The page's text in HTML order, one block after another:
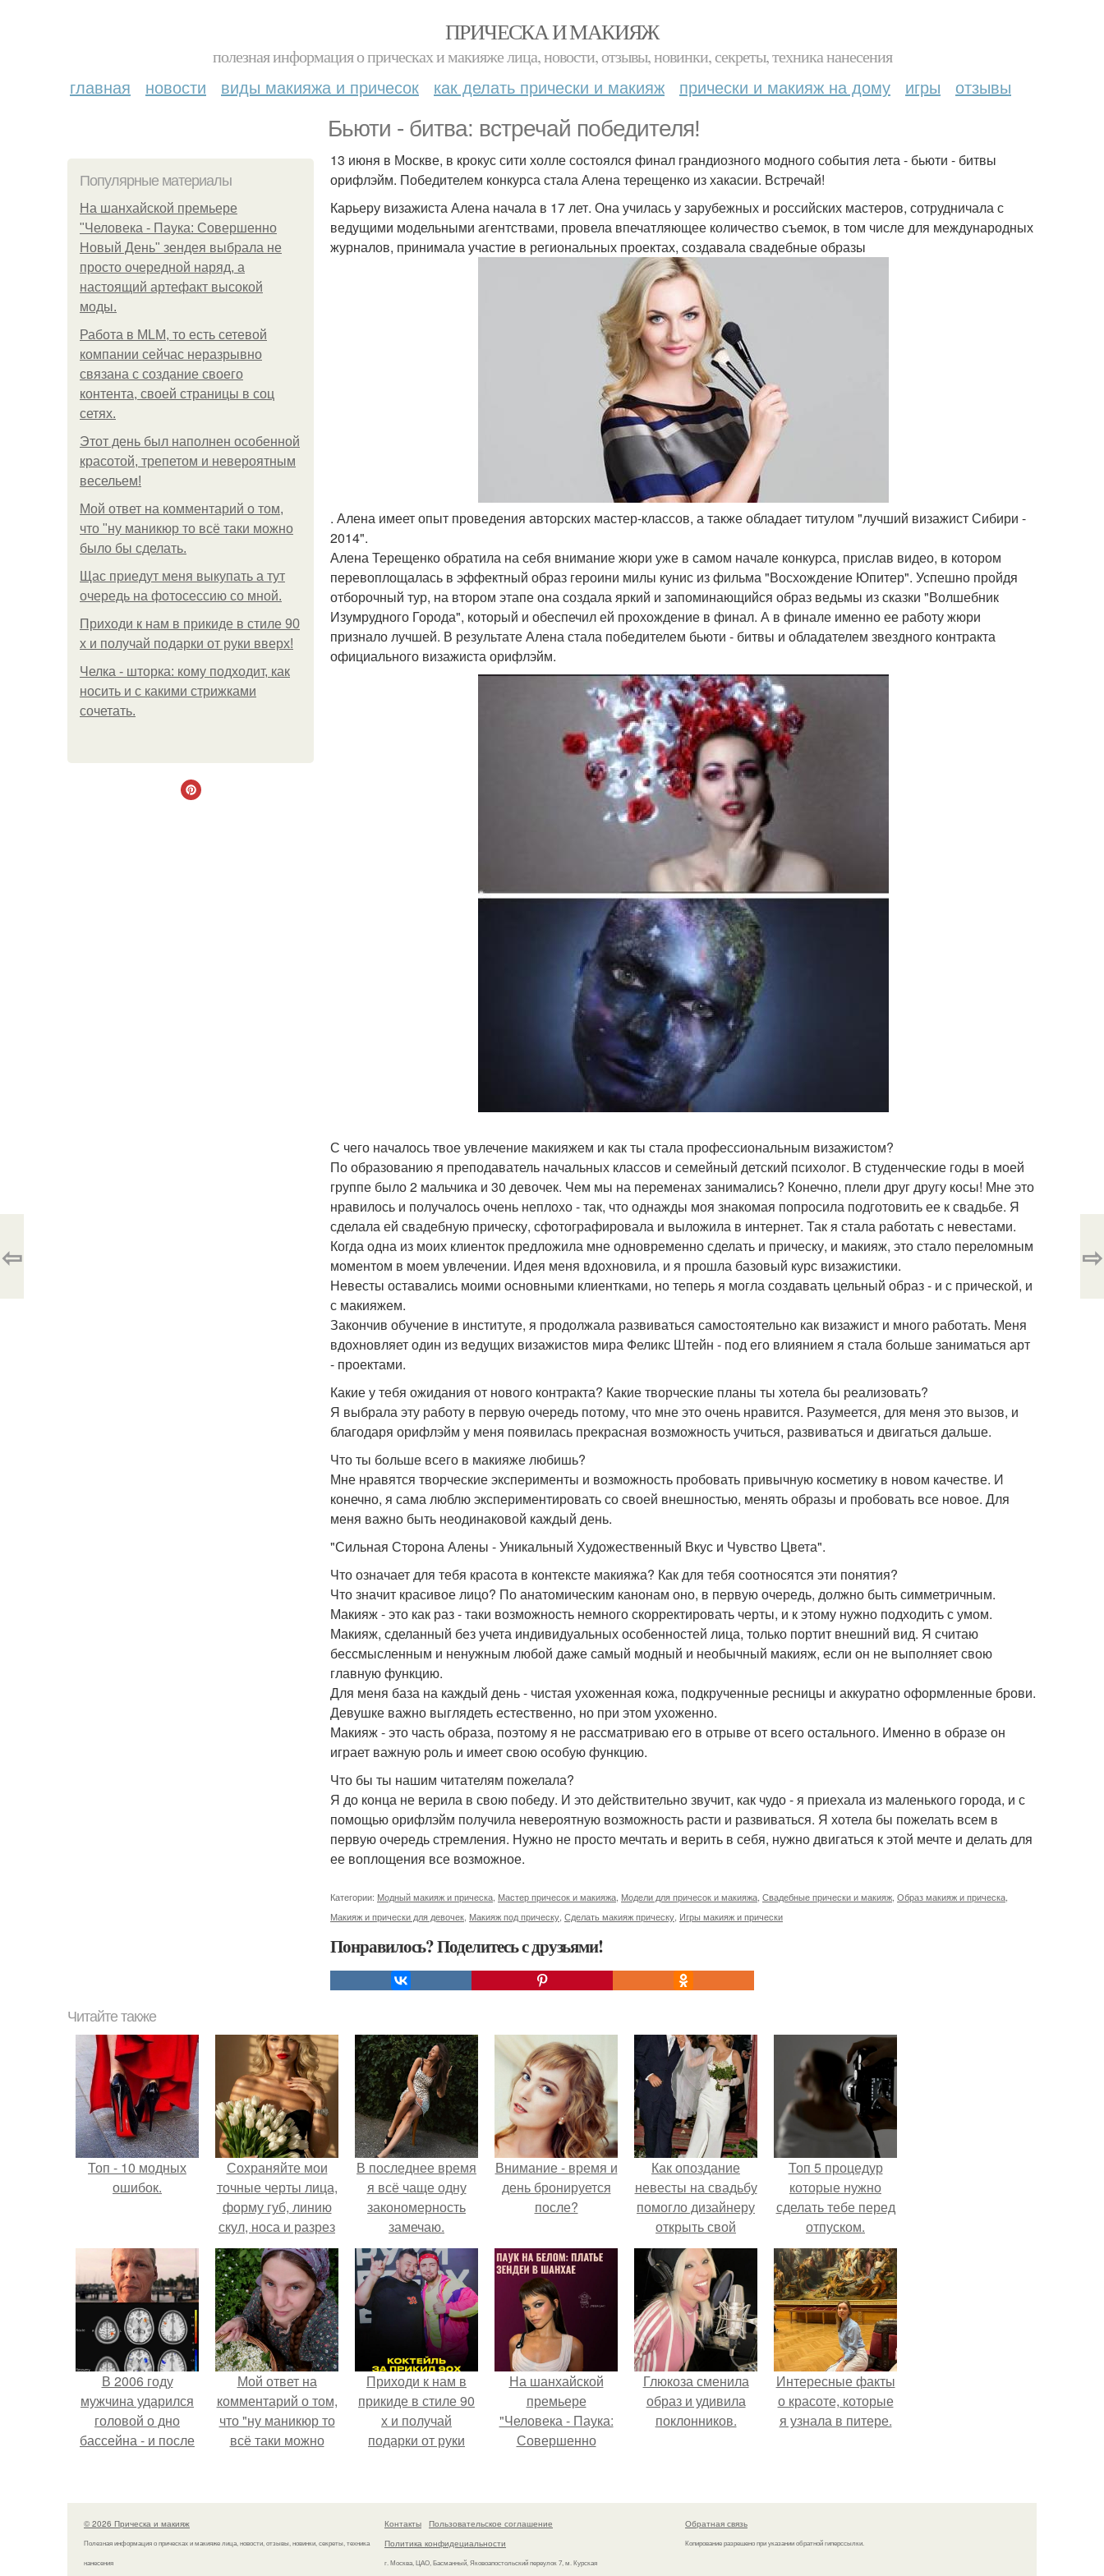
ПРИЧЕСКА И МАКИЯЖ
полезная информация о прическах и макияже лица, новости, отзывы, новинки, секреты, техника нанесения
главная новости виды макияжа и причесок как делать прически и макияж прически и макияж на дому игры отзывы
Бьюти - битва: встречай победителя!
Популярные материалы
На шанхайской премьере
"Человека - Паука: Совершенно
Новый День" зендея выбрала не
просто очередной наряд, а
настоящий артефакт высокой
моды.
Работа в MLM, то есть сетевой
компании сейчас неразрывно
связана с создание своего
контента, своей страницы в соц
сетях.
Этот день был наполнен особенной
красотой, трепетом и невероятным
весельем!
Мой ответ на комментарий о том,
что "ну маникюр то всё таки можно
было бы сделать.
Щас приедут меня выкупать а тут
очередь на фотосессию со мной.
Приходи к нам в прикиде в стиле 90
х и получай подарки от руки вверх!
Челка - шторка: кому подходит, как
носить и с какими стрижками
сочетать.
13 июня в Москве, в крокус сити холле состоялся финал грандиозного модного события лета - бьюти - битвы
орифлэйм. Победителем конкурса стала Алена терещенко из хакасии. Встречай!
Карьеру визажиста Алена начала в 17 лет. Она училась у зарубежных и российских мастеров, сотрудничала с
ведущими модельными агентствами, провела впечатляющее количество съемок, в том числе для международных
журналов, принимала участие в региональных проектах, создавала свадебные образы
. Алена имеет опыт проведения авторских мастер-классов, а также обладает титулом "лучший визажист Сибири -
2014".
Алена Терещенко обратила на себя внимание жюри уже в самом начале конкурса, прислав видео, в котором
перевоплощалась в эффектный образ героини милы кунис из фильма "Восхождение Юпитер". Успешно пройдя
отборочный тур, на втором этапе она создала яркий и запоминающийся образ ведьмы из сказки "Волшебник
Изумрудного Города", который и обеспечил ей прохождение в финал. А в финале именно ее работу жюри
признало лучшей. В результате Алена стала победителем бьюти - битвы и обладателем звездного контракта
официального визажиста орифлэйм.
С чего началось твое увлечение макияжем и как ты стала профессиональным визажистом?
По образованию я преподаватель начальных классов и семейный детский психолог. В студенческие годы в моей
группе было 2 мальчика и 30 девочек. Чем мы на переменах занимались? Конечно, плели друг другу косы! Мне это
нравилось и получалось очень неплохо - так, что однажды моя знакомая попросила подготовить ее к свадьбе. Я
сделала ей свадебную прическу, сфотографировала и выложила в интернет. Так я стала работать с невестами.
Когда одна из моих клиенток предложила мне одновременно сделать и прическу, и макияж, это стало переломным
моментом в моем увлечении. Идея меня вдохновила, и я прошла базовый курс визажистики.
Невесты оставались моими основными клиентками, но теперь я могла создавать цельный образ - и с прической, и
с макияжем.
Закончив обучение в институте, я продолжала развиваться самостоятельно как визажист и много работать. Меня
вдохновляет один из ведущих визажистов мира Феликс Штейн - под его влиянием я стала больше заниматься арт
- проектами.
Какие у тебя ожидания от нового контракта? Какие творческие планы ты хотела бы реализовать?
Я выбрала эту работу в первую очередь потому, что мне это очень нравится. Разумеется, для меня это вызов, и
благодаря орифлэйм у меня появилась прекрасная возможность учиться, развиваться и двигаться дальше.
Что ты больше всего в макияже любишь?
Мне нравятся творческие эксперименты и возможность пробовать привычную косметику в новом качестве. И
конечно, я сама люблю экспериментировать со своей внешностью, менять образы и пробовать все новое. Для
меня важно быть неодинаковой каждый день.
"Сильная Сторона Алены - Уникальный Художественный Вкус и Чувство Цвета".
Что означает для тебя красота в контексте макияжа? Как для тебя соотносятся эти понятия?
Что значит красивое лицо? По анатомическим канонам оно, в первую очередь, должно быть симметричным.
Макияж - это как раз - таки возможность немного скорректировать черты, и к этому нужно подходить с умом.
Макияж, сделанный без учета индивидуальных особенностей лица, только портит внешний вид. Я считаю
бессмысленным и ненужным любой даже самый модный и необычный макияж, если он не выполняет свою
главную функцию.
Для меня база на каждый день - чистая ухоженная кожа, подкрученные ресницы и аккуратно оформленные брови.
Девушке важно выглядеть естественно, но при этом ухоженно.
Макияж - это часть образа, поэтому я не рассматриваю его в отрыве от всего остального. Именно в образе он
играет важную роль и имеет свою особую функцию.
Что бы ты нашим читателям пожелала?
Я до конца не верила в свою победу. И это действительно звучит, как чудо - я приехала из маленького города, и с
помощью орифлэйм получила невероятную возможность расти и развиваться. Я хотела бы пожелать всем в
первую очередь стремления. Нужно не просто мечтать и верить в себя, нужно двигаться к этой мечте и делать для
ее воплощения все возможное.
Категории: Модный макияж и прическа Мастер причесок и макияжа Модели для причесок и макияжа Свадебные прически и макияж Образ макияж и прическа
Макияж и прически для девочек Макияж под прическу Сделать макияж прическу Игры макияж и прически
Понравилось? Поделитесь с друзьями!
⇦ ⇨
Читайте также
Топ - 10 модных
ошибок.
Сохраняйте мои
точные черты лица,
форму губ, линию
скул, носа и разрез
глаз.
В последнее время
я всё чаще одну
закономерность
замечаю.
Внимание - время и
день бронируется
после?
Как опоздание
невесты на свадьбу
помогло дизайнеру
открыть свой
бренд.
Топ 5 процедур
которые нужно
сделать тебе перед
отпуском.
В 2006 году
мужчина ударился
головой о дно
бассейна - и после
странным образом.
Мой ответ на
комментарий о том,
что "ну маникюр то
всё таки можно
Приходи к нам в
прикиде в стиле 90
х и получай
подарки от руки
На шанхайской
премьере
"Человека - Паука:
Совершенно
просто очередной
наряд, а настоящий
артефакт высокой
моды.
Глюкоза сменила
образ и удивила
поклонников.
Интересные факты
о красоте, которые
я узнала в питере.
© 2026 Прическа и макияж
Полезная информация о прическах и макияже лица, новости, отзывы, новинки, секреты, техника
нанесения
Контакты
Пользовательское соглашение
Политика конфидециальности
г. Москва, ЦАО, Басманный, Яковоапостольский переулок 7, м. Курская
Обратная связь
Копирование разрешено при указании обратной гиперссылки.